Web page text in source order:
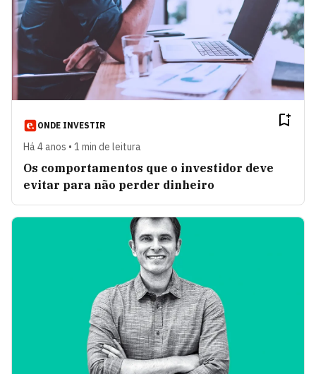
ONDE INVESTIR
Há 4 anos • 1 min de leitura
Os comportamentos que o investidor deve
evitar para não perder dinheiro